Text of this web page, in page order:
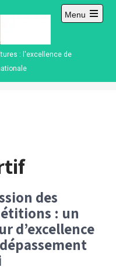
: l'excellence de
Menu
Open
des
: un
d’excellence